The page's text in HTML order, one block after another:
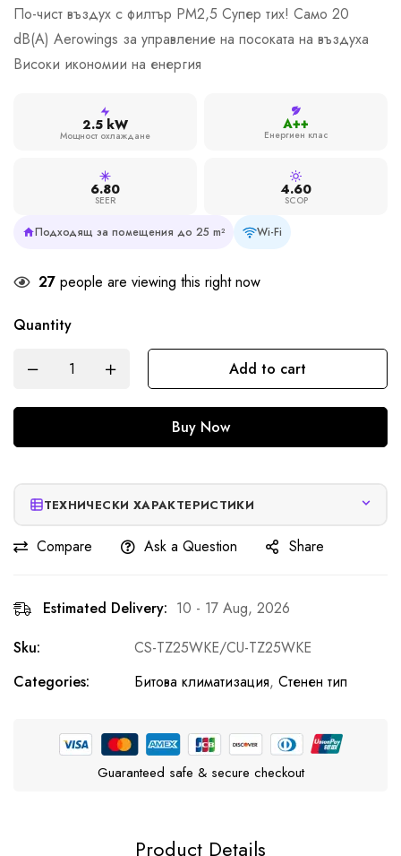
По-чист въздух с филтър PM2,5 Супер тих! Само 20
dB(A) Aerowings за управление на посоката на въздуха
Високи икономии на енергия
2.5 kW
Мощност охлаждане
A++
Енергиен клас
6.80
SEER
4.60
SCOP
Подходящ за помещения до 25 m² Wi-Fi
27 people are viewing this right now
Quantity
Add to cart
Buy Now
ТЕХНИЧЕСКИ ХАРАКТЕРИСТИКИ
Compare Ask a Question Share
Estimated Delivery: 10 - 17 Aug, 2026
Sku:
CS-TZ25WKE/CU-TZ25WKE
Categories:
Битова климатизация, Стенен тип
Guaranteed safe & secure checkout
Product Details